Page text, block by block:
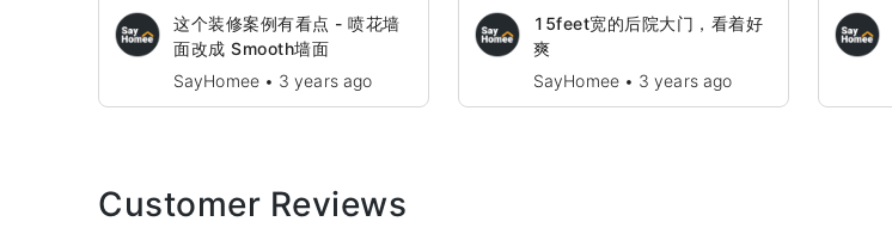
这个装修案例有看点 - 喷花墙
面改成 Smooth墙面
SayHomee • 3 years ago
15feet宽的后院大门，看着好
爽
SayHomee • 3 years ago
Customer Reviews